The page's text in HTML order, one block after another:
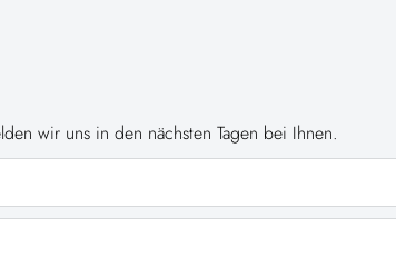
wir uns in den nächsten Tagen bei Ihnen.